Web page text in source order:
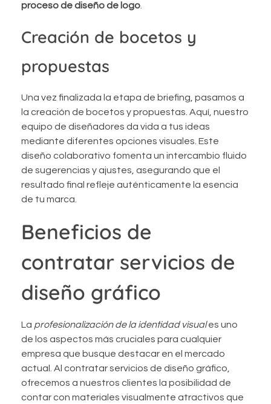
proceso de diseño de logo
Creación de bocetos y
propuestas
Una vez finalizada la etapa de briefing, pasamos a
la creación de bocetos y propuestas. Aquí, nuestro
equipo de diseñadores da vida a tus ideas
mediante diferentes opciones visuales. Este
diseño colaborativo fomenta un intercambio fluido
de sugerencias y ajustes, asegurando que el
resultado final refleje auténticamente la esencia
de tu marca.
Beneficios de
contratar servicios de
diseño gráfico
La profesionalización de la identidad visuales uno
de los aspectos más cruciales para cualquier
empresa que busque destacar en el mercado
actual. Al contratar servicios de diseño gráfico,
ofrecemos a nuestros clientes la posibilidad de
contar con materiales visualmente atractivos que